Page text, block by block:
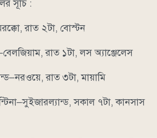
সূচি :
রাত ২টা, বোস্টন
রাত ১টা, লস অ্যাঞ্জেলেস
রাত ৩টা, মায়ামি
সকাল ৭টা, কানসাস